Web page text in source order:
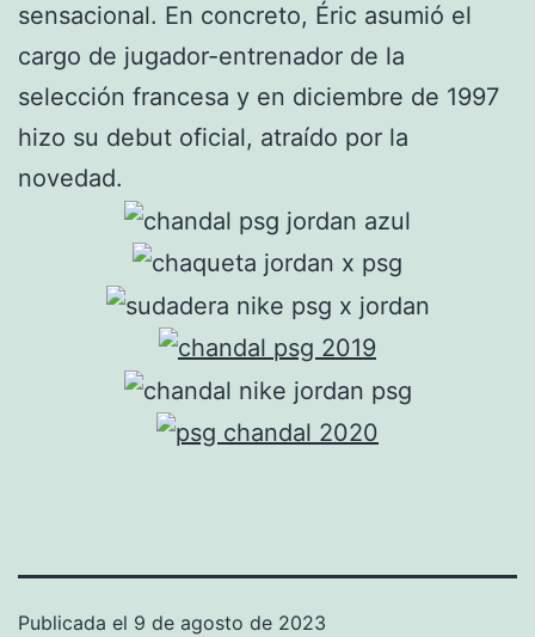
sensacional. En concreto, Éric asumió el
cargo de jugador-entrenador de la
selección francesa y en diciembre de 1997
hizo su debut oficial, atraído por la
novedad.
Publicada el 9 de agosto de 2023